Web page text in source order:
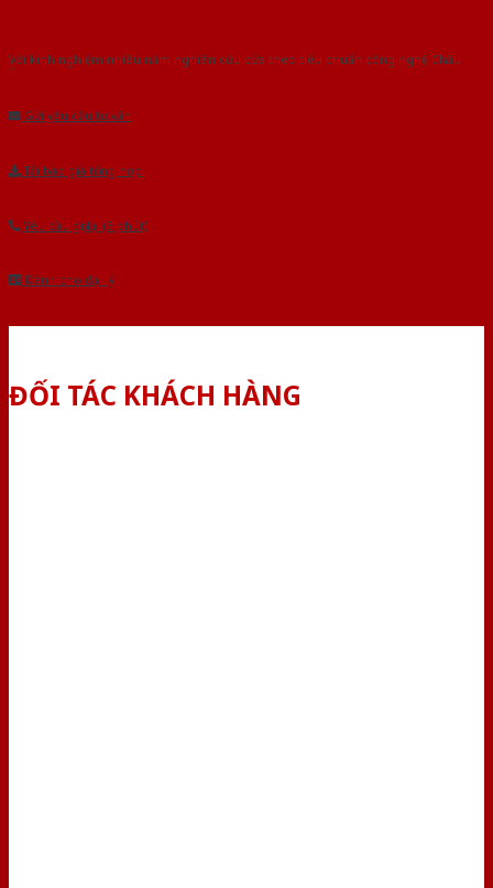
Với kinh nghiệm nhiêu năm nghiên cứu cửa theo tiêu chuẩn công nghệ Châu
Gửi yêu cầu tư vấn
Tải báo giá tổng hợp
Yêu cầu gọi lại (3 phút)
Dành cho đại lý
ĐỐI TÁC KHÁCH HÀNG